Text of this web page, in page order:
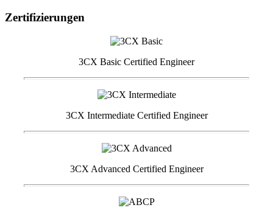
Zertifizierungen
3CX Basic Certified Engineer
3CX Intermediate Certified Engineer
3CX Advanced Certified Engineer